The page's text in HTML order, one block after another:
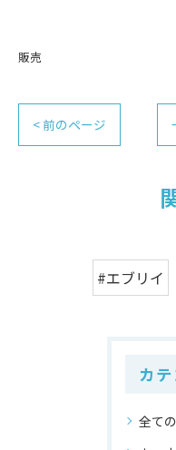
販売
< 前のページ
#エブリイ
カ
全て